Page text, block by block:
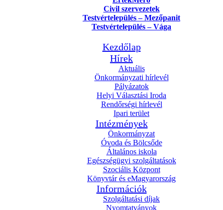
Civil szervezetek
Testvértelepülés – Mezőpanit
Testvértelepülés – Vága
Kezdőlap
Hírek
Aktuális
Önkormányzati hírlevél
Pályázatok
Helyi Választási Iroda
Rendőrségi hírlevél
Ipari terület
Intézmények
Önkormányzat
Óvoda és Bölcsőde
Általános iskola
Egészségügyi szolgáltatások
Szociális Központ
Könyvtár és eMagyarország
Információk
Szolgáltatási díjak
Nyomtatványok